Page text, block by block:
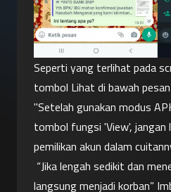
Seperti yang terlihat pada
tombol Lihat di bawah
"Setelah gunakan modus
tombol fungsi 'View', jangan
pemilikan akun dalam
langsung menjadi korban”